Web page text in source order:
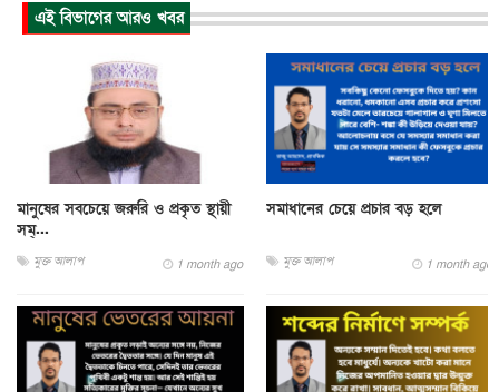
এই বিভাগের আরও খবর
মানুষের সবচেয়ে জরুরি ও প্রকৃত স্থায়ী
সম্...
মুক্ত আলাপ 1 month ago
সমাধানের চেয়ে প্রচার বড় হলে
মুক্ত আলাপ 1 month ago